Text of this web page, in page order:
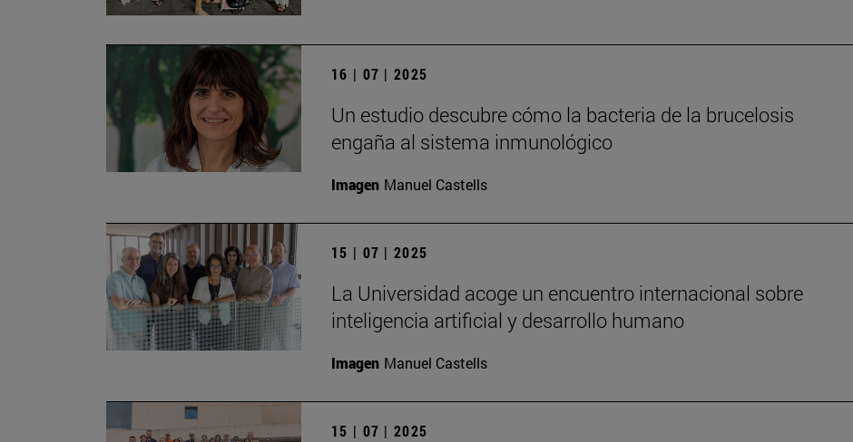
16 | 07 | 2025
Un estudio descubre cómo la bacteria de la brucelosis
engaña al sistema inmunológico
Imagen Manuel Castells
15 | 07 | 2025
La Universidad acoge un encuentro internacional sobre
inteligencia artificial y desarrollo humano
Imagen Manuel Castells
15 | 07 | 2025